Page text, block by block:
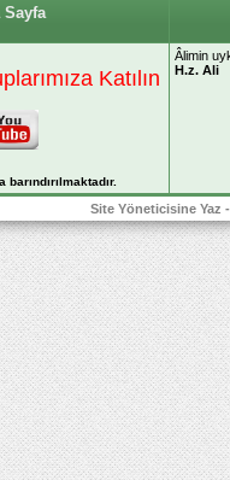
Katılın
Âlimin
H.z. Ali
Site Yöneticisine Yaz